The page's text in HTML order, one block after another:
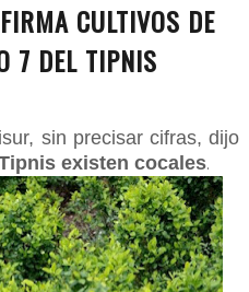
CULTIVOS DE
7 DEL TIPNIS
sin precisar cifras, dijo
existen cocales.